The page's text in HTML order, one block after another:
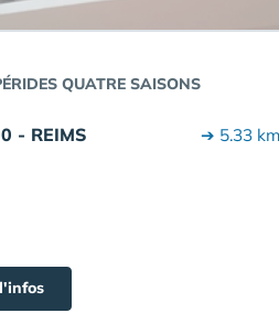
QUATRE SAISONS
- REIMS ➔ 5.33 km